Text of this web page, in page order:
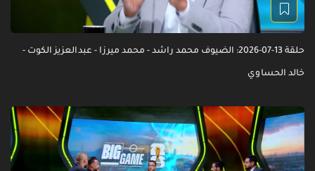
حلقة 13-07-2026: الضيوف محمد راشد - محمد ميرزا - عبدالعزيز الكوت -
خالد الحساوي